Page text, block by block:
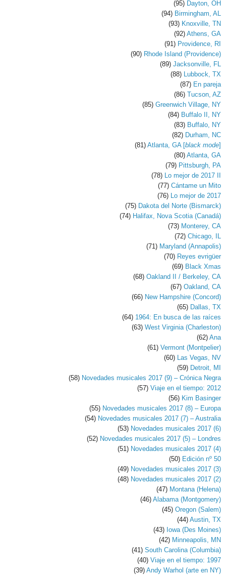
(95) Dayton, OH
(94) Birmingham, AL
(93) Knoxville, TN
(92) Athens, GA
(91) Providence, RI
(90) Rhode Island (Providence)
(89) Jacksonville, FL
(88) Lubbock, TX
(87) En pareja
(86) Tucson, AZ
(85) Greenwich Village, NY
(84) Buffalo II, NY
(83) Buffalo, NY
(82) Durham, NC
(81) Atlanta, GA [black mode]
(80) Atlanta, GA
(79) Pittsburgh, PA
(78) Lo mejor de 2017 II
(77) Cántame un Mito
(76) Lo mejor de 2017
(75) Dakota del Norte (Bismarck)
(74) Halifax, Nova Scotia (Canadá)
(73) Monterey, CA
(72) Chicago, IL
(71) Maryland (Annapolis)
(70) Reyes evrigüer
(69) Black Xmas
(68) Oakland II / Berkeley, CA
(67) Oakland, CA
(66) New Hampshire (Concord)
(65) Dallas, TX
(64) 1964: En busca de las raíces
(63) West Virginia (Charleston)
(62) Ana
(61) Vermont (Montpelier)
(60) Las Vegas, NV
(59) Detroit, MI
(58) Novedades musicales 2017 (9) – Crónica Negra
(57) Viaje en el tiempo: 2012
(56) Kim Basinger
(55) Novedades musicales 2017 (8) – Europa
(54) Novedades musicales 2017 (7) – Australia
(53) Novedades musicales 2017 (6)
(52) Novedades musicales 2017 (5) – Londres
(51) Novedades musicales 2017 (4)
(50) Edición nº 50
(49) Novedades musicales 2017 (3)
(48) Novedades musicales 2017 (2)
(47) Montana (Helena)
(46) Alabama (Montgomery)
(45) Oregon (Salem)
(44) Austin, TX
(43) Iowa (Des Moines)
(42) Minneapolis, MN
(41) South Carolina (Columbia)
(40) Viaje en el tiempo: 1997
(39) Andy Warhol (arte en NY)